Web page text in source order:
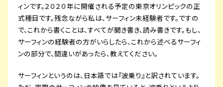
ィンです。２０２０年に開催される予定の東京オリンピックの正
式種目です。残念ながら私は、サーフィン未経験者です。ですの
で、これから書くことは、すべてが聞き書き、読み書きです。もし、
サーフィンの経験者の方がいらしたら、これから述べるサーフィ
ンの部分で、間違いがあったら、教えてください。
サーフィンというのは、日本語では『波乗り』と訳されています。